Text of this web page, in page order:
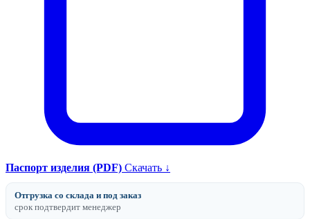
Паспорт изделия (PDF) Скачать ↓
Отгрузка со склада и под заказ
срок подтвердит менеджер